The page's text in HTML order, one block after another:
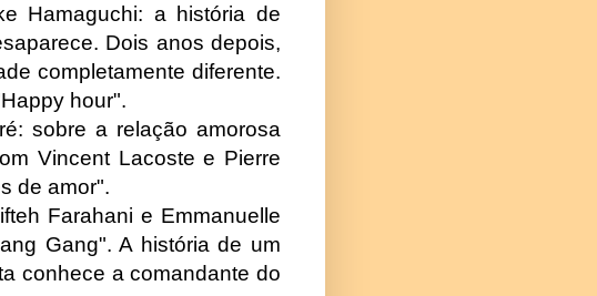
Hamaguchi: a história de
Dois anos depois,
completamente diferente.
hour".
sobre a relação amorosa
Vincent Lacoste e Pierre
de amor".
Farahani e Emmanuelle
Gang". A história de um
conhece a comandante do